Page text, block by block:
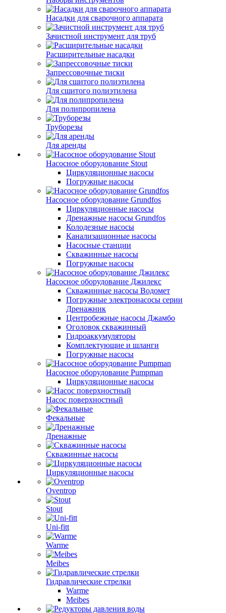
Насадки для сварочного аппарата
Зачистной инструмент для труб
Расширительные насадки
Запрессовочные тиски
Для сшитого полиэтилена
Для полипропилена
Труборезы
Для аренды
Насосное оборудование Stout
Циркуляционные насосы
Погружные насосы
Насосное оборудование Grundfos
Циркуляционные насосы
Дренажные насосы Grundfos
Колодезные насосы
Канализационные насосы
Насосные станции
Скважинные насосы
Погружные насосы
Насосное оборудование Джилекс
Скважинные насосы Водомет
Погружные электронасосы серии
Дренажник
Центробежные насосы Джамбо
Оголовок скважинный
Гидроаккумуляторы
Комплектующие и шланги
Погружные насосы
Насосное оборудование Pumpman
Циркуляционные насосы
Насос поверхностный
Фекальные
Дренажные
Скважинные насосы
Циркуляционные насосы
Oventrop
Stout
Uni-fitt
Warme
Meibes
Гидравлические стрелки
Warme
Meibes